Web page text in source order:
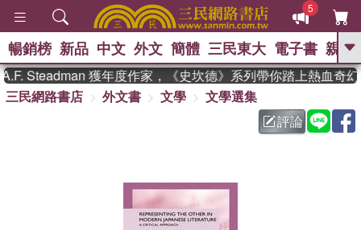
5
GO
熱搜： 東野圭吾 、
父親節 、 如果歷
暑期推薦 、 國際布克
偉大的迷走神經
暢銷榜 新品 中文 外文 簡體 三民東大 電子書 親子
Steadman 獲年度作家，《史坎德》系列帶你踏上熱血奇幻
三民網路書店
外文書 文學
文學選集
評論